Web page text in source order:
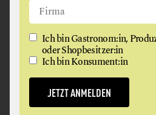
Ich bin Gastronom:in,
oder Shopbesitzer:in
Ich bin Konsument:in
JETZT ANMELDEN